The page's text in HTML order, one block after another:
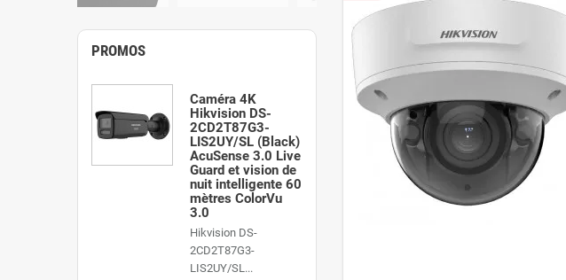
PROMOS
Caméra 4K
Hikvision DS-
2CD2T87G3-
LIS2UY/SL (Black)
AcuSense 3.0 Live
Guard et vision de
nuit intelligente 60
mètres ColorVu
3.0
Hikvision DS-
2CD2T87G3-
LIS2UY/SL...